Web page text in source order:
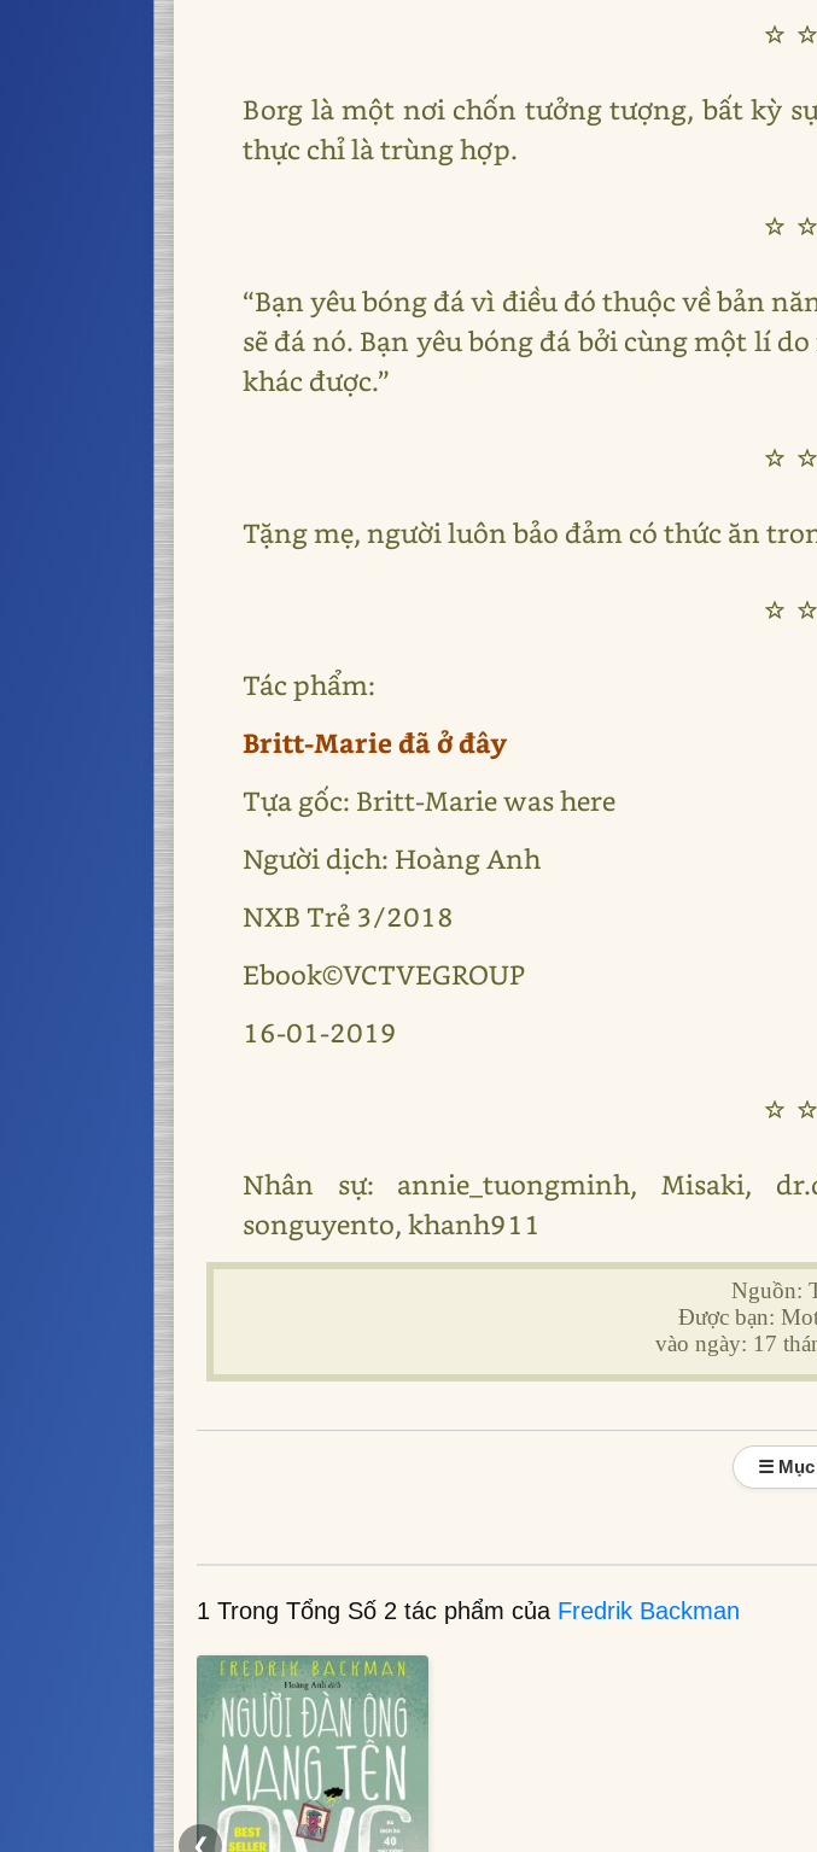
Borg là một nơi chốn tưởng tượng, bất kỳ
thực chỉ là trùng hợp.
“Bạn yêu bóng đá vì điều đó thuộc về bản
sẽ đá nó. Bạn yêu bóng đá bởi cùng một lí
khác được.”
Tặng mẹ, người luôn bảo đảm có thức ăn
Tác phẩm:
Britt-Marie đã ở đây
Tựa gốc: Britt-Marie was here
Người dịch: Hoàng Anh
NXB Trẻ 3/2018
Ebook©VCTVEGROUP
16-01-2019
Nhân sự: annie_tuongminh, Misaki,
songuyento, khanh911
Nguồn:
Được bạn:
vào ngày: 17
☰
1 Trong Tổng Số 2 tác phẩm của Fredrik Backman
❮